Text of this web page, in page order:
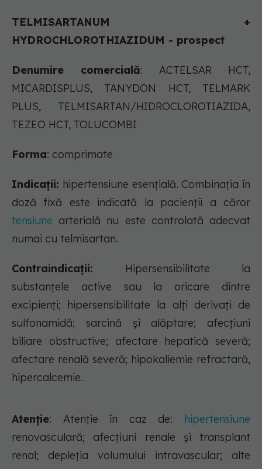
TELMISARTANUM +
HYDROCHLOROTHIAZIDUM - prospect
Denumire comercială: ACTELSAR HCT,
MICARDISPLUS, TANYDON HCT, TELMARK
PLUS, TELMISARTAN/HIDROCLOROTIAZIDA,
TEZEO HCT, TOLUCOMBI
Forma: comprimate
Indicații: hipertensiune esenţială. Combinaţia în
doză fixă este indicată la pacienţii a căror
tensiune arterială nu este controlată adecvat
numai cu telmisartan.
Contraindicații: Hipersensibilitate la
substanţele active sau la oricare dintre
excipienţi; hipersensibilitate la alţi derivaţi de
sulfonamidă; sarcină şi alăptare; afecţiuni
biliare obstructive; afectare hepatică severă;
afectare renală severă; hipokaliemie refractară,
hipercalcemie.
Atenție: Atenţie în caz de: hipertensiune
renovasculară; afecţiuni renale şi transplant
renal; depleţia volumului intravascular; alte